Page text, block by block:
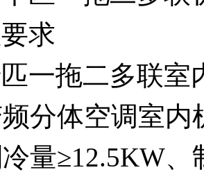
求
匹一拖二多联室
分体空调室内
量≥12.5KW、